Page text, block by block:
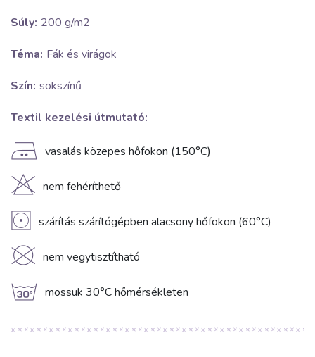
Súly: 200 g/m2
Téma: Fák és virágok
Szín: sokszínű
Textil kezelési útmutató:
E vasalás közepes hőfokon (150°C)
H nem fehéríthető
V szárítás szárítógépben alacsony hőfokon (60°C)
K nem vegytisztítható
g mossuk 30°C hőmérsékleten